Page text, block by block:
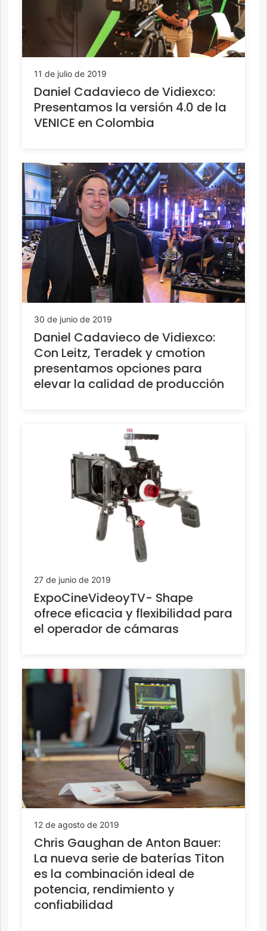
11 de julio de 2019
Daniel Cadavieco de Vidiexco:
Presentamos la versión 4.0 de la
VENICE en Colombia
30 de junio de 2019
Daniel Cadavieco de Vidiexco:
Con Leitz, Teradek y cmotion
presentamos opciones para
elevar la calidad de producción
27 de junio de 2019
ExpoCineVideoyTV- Shape
ofrece eficacia y flexibilidad para
el operador de cámaras
12 de agosto de 2019
Chris Gaughan de Anton Bauer:
La nueva serie de baterías Titon
es la combinación ideal de
potencia, rendimiento y
confiabilidad